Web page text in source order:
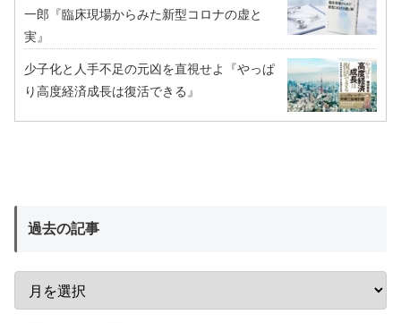
一郎『臨床現場からみた新型コロナの虚と
実』
少子化と人手不足の元凶を直視せよ『やっぱ
り高度経済成長は復活できる』
過去の記事